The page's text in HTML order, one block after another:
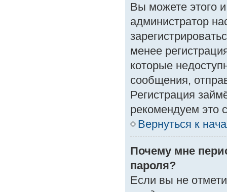
Вы можете этого и
администратор
менее
которые
сообщения,
Регистрация
рекомендуем это
Вернуться к
Почему мне
пароля?
Если вы не